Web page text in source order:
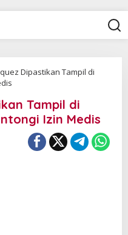
Dipastikan Tampil di
Tampil di
Izin Medis